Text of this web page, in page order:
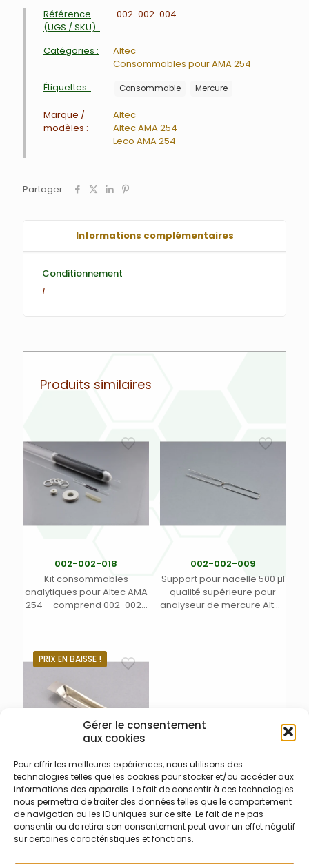
Gérer le consentement
aux cookies
Pour offrir les meilleures expériences, nous utilisons des
technologies telles que les cookies pour stocker et/ou accéder aux
informations des appareils. Le fait de consentir à ces technologies
nous permettra de traiter des données telles que le comportement
de navigation ou les ID uniques sur ce site. Le fait de ne pas
consentir ou de retirer son consentement peut avoir un effet négatif
sur certaines caractéristiques et fonctions.
Référence
(UGS / SKU) :
002-002-004
Catégories :
Altec
Consommables pour AMA 254
Étiquettes :
Consommable Mercure
Marque /
modèles :
Altec
Altec AMA 254
Leco AMA 254
Partager
Informations complémentaires
Conditionnement
1
Produits similaires
002-002-018
Kit consommables
analytiques pour Altec AMA
254 – comprend 002-002-
(Tube catalytique) + 002-
002-012 (Joint porte nacelle
– tube catalytique) + 002-
002-013 (Joint tube
catalytique – amalgame) +
4x 002-002-017 (joint cellule
de mesure) (1)
002-002-009
Support pour nacelle 500 µl
qualité supérieure pour
analyseur de mercure Altec
PRIX EN BAISSE !
002-002-011
Nacelle en nickel 500 µl
pour Altec AMA 254 qualité
supérieure (1)